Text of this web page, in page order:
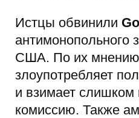
Истцы обвинили
антимонопольного
США. По их
злоупотребляет
и взимает слишком
комиссию. Также